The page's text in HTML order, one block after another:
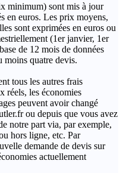
minimum) sont mis à jour
en euros. Les prix moyens,
sont exprimées en euros ou
(1er janvier, 1er
de 12 mois de données
moins quatre devis.
tous les autres frais
réels, les économies
peuvent avoir changé
ou depuis que vous avez
notre part via, par exemple,
hors ligne, etc. Par
demande de devis sur
actuellement